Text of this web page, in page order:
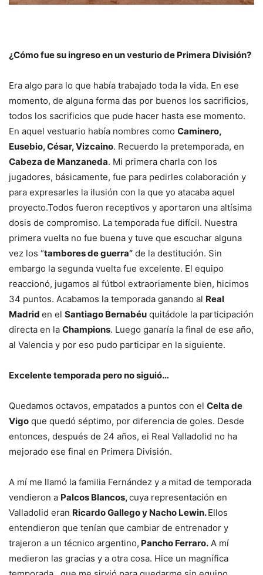
¿Cómo fue su ingreso en un vesturio de Primera División?
Era algo para lo que había trabajado toda la vida. En ese
momento, de alguna forma das por buenos los sacrificios,
todos los sacrificios que pude hacer hasta ese momento.
En aquel vestuario había nombres como Caminero,
Eusebio, César, Vizcaino. Recuerdo la pretemporada, en
Cabeza de Manzaneda. Mi primera charla con los
jugadores, básicamente, fue para pedirles colaboración y
para expresarles la ilusión con la que yo atacaba aquel
proyecto.Todos fueron receptivos y aportaron una altísima
dosis de compromiso. La temporada fue difícil. Nuestra
primera vuelta no fue buena y tuve que escuchar alguna
vez los “tambores de guerra” de la destitución. Sin
embargo la segunda vuelta fue excelente. El equipo
reaccionó, jugamos al fútbol extraoriamente bien, hicimos
34 puntos. Acabamos la temporada ganando al Real
Madrid en el Santiago Bernabéu quitádole la participación
directa en la Champions. Luego ganaría la final de ese año,
al Valencia y por eso pudo participar en la siguiente.
Excelente temporada pero no siguió…
Quedamos octavos, empatados a puntos con el Celta de
Vigo que quedó séptimo, por diferencia de goles. Desde
entonces, después de 24 años, ei Real Valladolid no ha
mejorado ese final en Primera División.
A mí me llamó la familia Fernández y a mitad de temporada
vendieron a Palcos Blancos,cuya representación en
Valladolid eran Ricardo Gallego y Nacho Lewin.Ellos
entendieron que tenían que cambiar de entrenador y
trajeron a un técnico argentino, Pancho Ferraro. A mí
medieron las gracias y a otra cosa. Hice un magnífica